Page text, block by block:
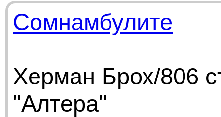
Сомнамбулите
Херман Брох/806
"Алтера"